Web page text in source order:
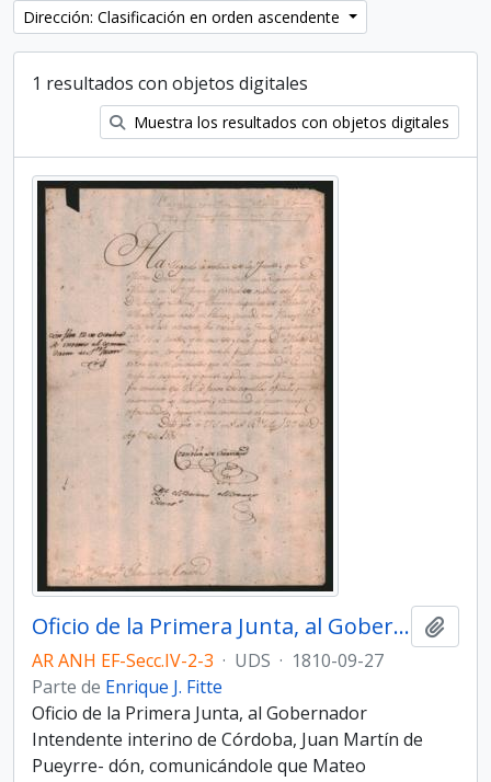
Dirección: Clasificación en orden ascendente
1 resultados con objetos digitales
Muestra los resultados con objetos digitales
Oficio de la Primera Junta, al Gobernador Intendente interino de Córdoba, Juan Martín de Pueyrredón
AR ANH EF-Secc.IV-2-3 · UDS · 1810-09-27
Parte de Enrique J. Fitte
Oficio de la Primera Junta, al Gobernador
Intendente interino de Córdoba, Juan Martín de
Pueyrre- dón, comunicándole que Mateo